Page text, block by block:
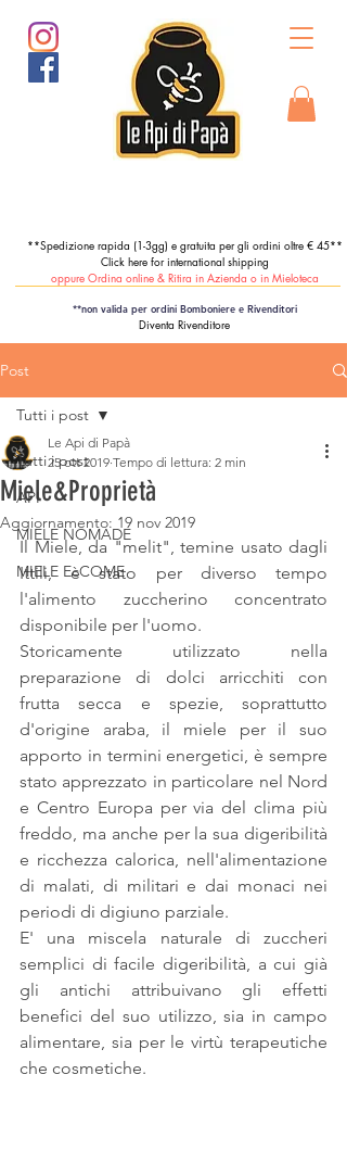
**Spedizione rapida (1-3gg) e gratuita per gli ordini oltre € 45**
Click here for international shipping
oppure Ordina online & Ritira in Azienda o in Mieloteca
**non valida per ordini Bomboniere e Rivenditori
Diventa Rivenditore
Post
Tutti i post
API
MIELE NOMADE
MIELE EcCOME
Tutti i post
Miele&Proprietà
Le Api di Papà
25 ott 2019 Tempo di lettura: 2 min
Aggiornamento: 19 nov 2019
Il Miele, da "melit", temine usato dagli
Ittili, è stato per diverso tempo
l'alimento zuccherino concentrato
disponibile per l'uomo.
Storicamente utilizzato nella
preparazione di dolci arricchiti con
frutta secca e spezie, soprattutto
d'origine araba, il miele per il suo
apporto in termini energetici, è sempre
stato apprezzato in particolare nel Nord
e Centro Europa per via del clima più
freddo, ma anche per la sua digeribilità
e ricchezza calorica, nell'alimentazione
di malati, di militari e dai monaci nei
periodi di digiuno parziale.
E' una miscela naturale di zuccheri
semplici di facile digeribilità, a cui già
gli antichi attribuivano gli effetti
benefici del suo utilizzo, sia in campo
alimentare, sia per le virtù terapeutiche
che cosmetiche.